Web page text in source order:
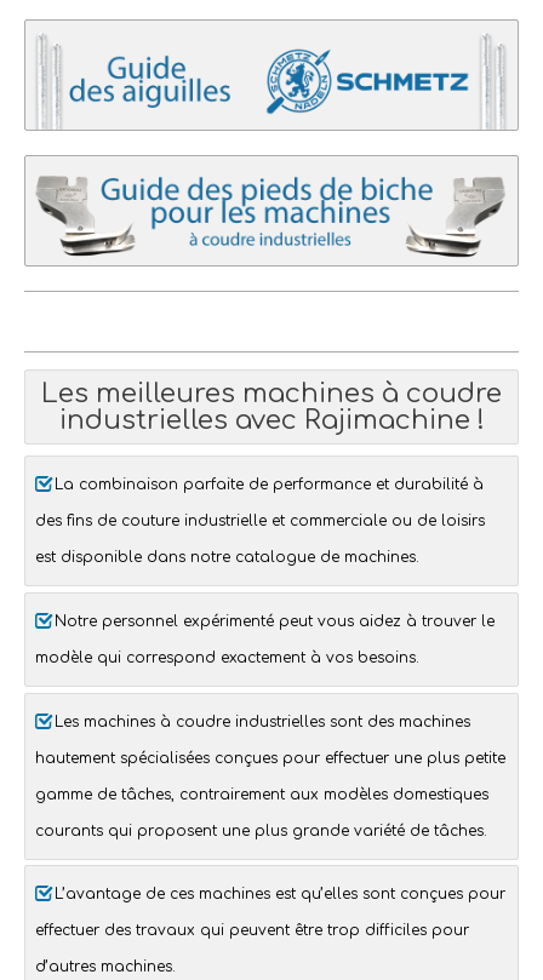
Les meilleures machines à coudre
industrielles avec Rajimachine !
La combinaison parfaite de performance et durabilité à
des fins de couture industrielle et commerciale ou de loisirs
est disponible dans notre catalogue de machines.
Notre personnel expérimenté peut vous aidez à trouver le
modèle qui correspond exactement à vos besoins.
Les machines à coudre industrielles sont des machines
hautement spécialisées conçues pour effectuer une plus petite
gamme de tâches, contrairement aux modèles domestiques
courants qui proposent une plus grande variété de tâches.
L’avantage de ces machines est qu’elles sont conçues pour
effectuer des travaux qui peuvent être trop difficiles pour
d’autres machines.